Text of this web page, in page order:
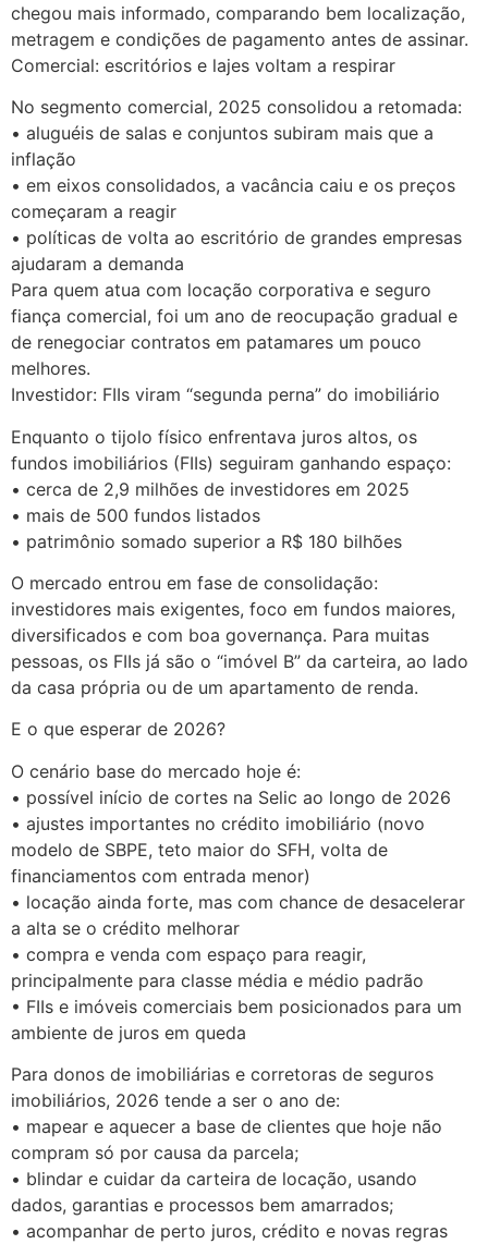
chegou mais informado, comparando bem localização,
metragem e condições de pagamento antes de assinar.
Comercial: escritórios e lajes voltam a respirar
No segmento comercial, 2025 consolidou a retomada:
• aluguéis de salas e conjuntos subiram mais que a
inflação
• em eixos consolidados, a vacância caiu e os preços
começaram a reagir
• políticas de volta ao escritório de grandes empresas
ajudaram a demanda
Para quem atua com locação corporativa e seguro
fiança comercial, foi um ano de reocupação gradual e
de renegociar contratos em patamares um pouco
melhores.
Investidor: FIIs viram “segunda perna” do imobiliário
Enquanto o tijolo físico enfrentava juros altos, os
fundos imobiliários (FIIs) seguiram ganhando espaço:
• cerca de 2,9 milhões de investidores em 2025
• mais de 500 fundos listados
• patrimônio somado superior a R$ 180 bilhões
O mercado entrou em fase de consolidação:
investidores mais exigentes, foco em fundos maiores,
diversificados e com boa governança. Para muitas
pessoas, os FIIs já são o “imóvel B” da carteira, ao lado
da casa própria ou de um apartamento de renda.
E o que esperar de 2026?
O cenário base do mercado hoje é:
• possível início de cortes na Selic ao longo de 2026
• ajustes importantes no crédito imobiliário (novo
modelo de SBPE, teto maior do SFH, volta de
financiamentos com entrada menor)
• locação ainda forte, mas com chance de desacelerar
a alta se o crédito melhorar
• compra e venda com espaço para reagir,
principalmente para classe média e médio padrão
• FIIs e imóveis comerciais bem posicionados para um
ambiente de juros em queda
Para donos de imobiliárias e corretoras de seguros
imobiliários, 2026 tende a ser o ano de:
• mapear e aquecer a base de clientes que hoje não
compram só por causa da parcela;
• blindar e cuidar da carteira de locação, usando
dados, garantias e processos bem amarrados;
• acompanhar de perto juros, crédito e novas regras